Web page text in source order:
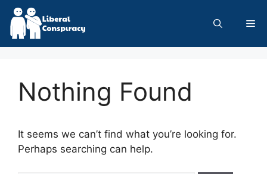
Skip
content
Nothing Found
It seems we can’t find what you’re looking for.
Perhaps searching can help.